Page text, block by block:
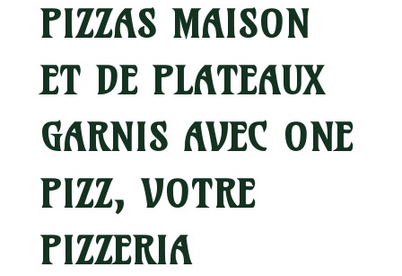
PIZZAS MAISON
ET DE PLATEAUX
GARNIS AVEC ONE
PIZZ, VOTRE
PIZZERIA